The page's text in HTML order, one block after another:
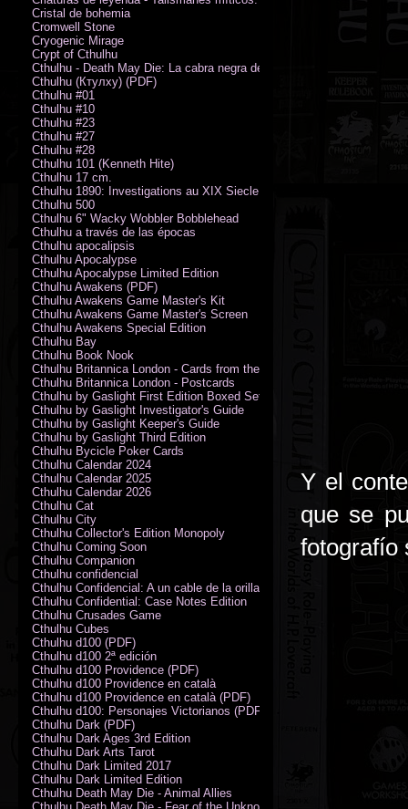
Y el
que se
fotografío
Cristal de bohemia
Cromwell Stone
Cryogenic Mirage
Crypt of Cthulhu
Cthulhu - Death May Die: La cabra negra de los bosques
Cthulhu (Ктулху) (PDF)
Cthulhu #01
Cthulhu #10
Cthulhu #23
Cthulhu #27
Cthulhu #28
Cthulhu 101 (Kenneth Hite)
Cthulhu 17 cm.
Cthulhu 1890: Investigations au XIX Siecle
Cthulhu 500
Cthulhu 6" Wacky Wobbler Bobblehead
Cthulhu a través de las épocas
Cthulhu apocalipsis
Cthulhu Apocalypse
Cthulhu Apocalypse Limited Edition
Cthulhu Awakens (PDF)
Cthulhu Awakens Game Master's Kit
Cthulhu Awakens Game Master's Screen
Cthulhu Awakens Special Edition
Cthulhu Bay
Cthulhu Book Nook
Cthulhu Britannica London - Cards from the Smoke
Cthulhu Britannica London - Postcards
Cthulhu by Gaslight First Edition Boxed Set
Cthulhu by Gaslight Investigator's Guide
Cthulhu by Gaslight Keeper's Guide
Cthulhu by Gaslight Third Edition
Cthulhu Bycicle Poker Cards
Cthulhu Calendar 2024
Cthulhu Calendar 2025
Cthulhu Calendar 2026
Cthulhu Cat
Cthulhu City
Cthulhu Collector's Edition Monopoly
Cthulhu Coming Soon
Cthulhu Companion
Cthulhu confidencial
Cthulhu Confidencial: A un cable de la orilla (PDF)
Cthulhu Confidential: Case Notes Edition
Cthulhu Crusades Game
Cthulhu Cubes
Cthulhu d100 (PDF)
Cthulhu d100 2ª edición
Cthulhu d100 Providence (PDF)
Cthulhu d100 Providence en català
Cthulhu d100 Providence en català (PDF)
Cthulhu d100: Personajes Victorianos (PDF)
Cthulhu Dark (PDF)
Cthulhu Dark Ages 3rd Edition
Cthulhu Dark Arts Tarot
Cthulhu Dark Limited 2017
Cthulhu Dark Limited Edition
Cthulhu Death May Die - Animal Allies